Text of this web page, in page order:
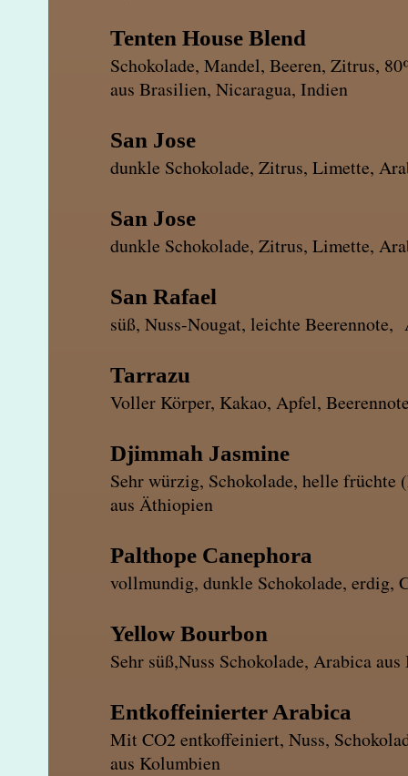
Tenten House
Schokolade, Mandel, Beeren, Zitrus,
aus Brasilien, Nicaragua, Indien
San
dunkle Schokolade, Zitrus, Limette,
San
dunkle Schokolade, Zitrus, Limette,
San
süß, Nuss-Nougat, leichte Beerennote,
Voller Körper, Kakao, Apfel,
Djimmah Jasmine
Sehr würzig, Schokolade, helle
aus Äthiopien
Palthope
vollmundig, dunkle Schokolade, erdig,
Yellow
Sehr süß,Nuss Schokolade, Arabica
Entkoffeinierter
Mit CO2 entkoffeiniert, Nuss,
aus Kolumbien